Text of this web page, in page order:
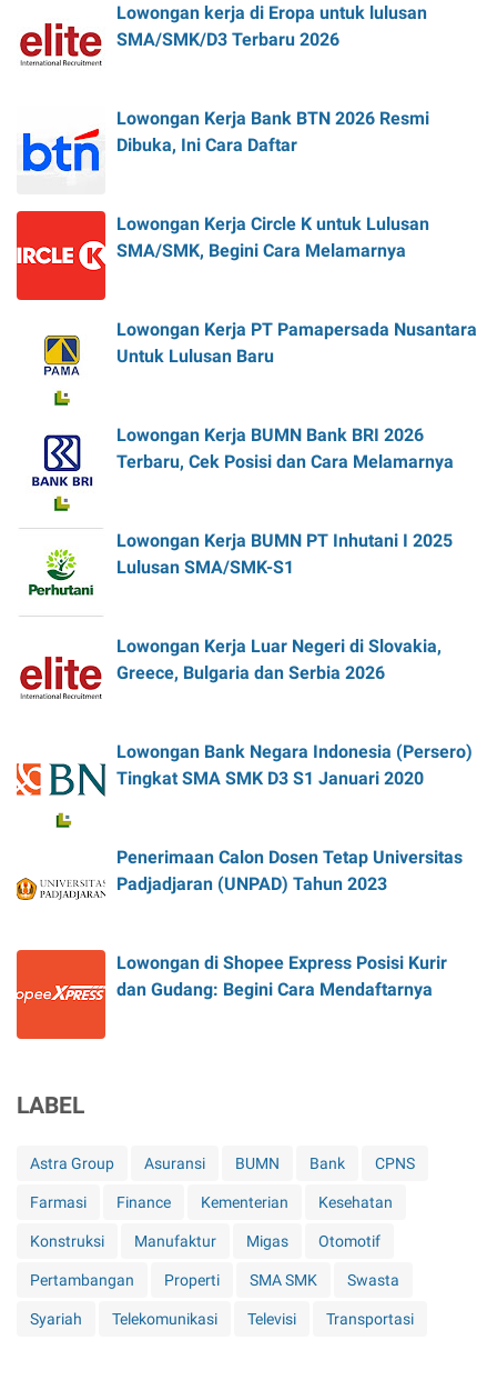
Lowongan kerja di Eropa untuk lulusan
SMA/SMK/D3 Terbaru 2026
Lowongan Kerja Bank BTN 2026 Resmi
Dibuka, Ini Cara Daftar
Lowongan Kerja Circle K untuk Lulusan
SMA/SMK, Begini Cara Melamarnya
Lowongan Kerja PT Pamapersada Nusantara
Untuk Lulusan Baru
Lowongan Kerja BUMN Bank BRI 2026
Terbaru, Cek Posisi dan Cara Melamarnya
Lowongan Kerja BUMN PT Inhutani I 2025
Lulusan SMA/SMK-S1
Lowongan Kerja Luar Negeri di Slovakia,
Greece, Bulgaria dan Serbia 2026
Lowongan Bank Negara Indonesia (Persero)
Tingkat SMA SMK D3 S1 Januari 2020
Penerimaan Calon Dosen Tetap Universitas
Padjadjaran (UNPAD) Tahun 2023
Lowongan di Shopee Express Posisi Kurir
dan Gudang: Begini Cara Mendaftarnya
LABEL
Astra Group Asuransi BUMN Bank CPNS
Farmasi Finance Kementerian Kesehatan
Konstruksi Manufaktur Migas Otomotif
Pertambangan Properti SMA SMK Swasta
Syariah Telekomunikasi Televisi Transportasi